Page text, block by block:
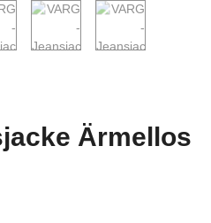
Ärmellos